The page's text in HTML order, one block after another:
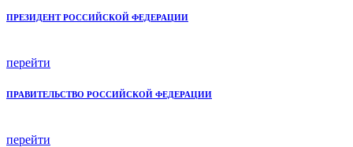
ПРЕЗИДЕНТ РОССИЙСКОЙ ФЕДЕРАЦИИ
перейти
ПРАВИТЕЛЬСТВО РОССИЙСКОЙ ФЕДЕРАЦИИ
перейти